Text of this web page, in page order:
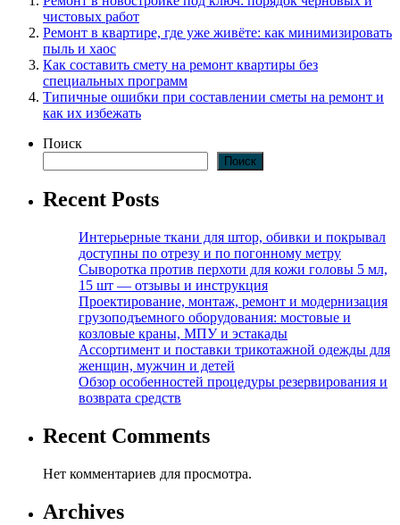
чистовых работ
Ремонт в квартире, где уже живёте: как минимизировать
пыль и хаос
Как составить смету на ремонт квартиры без
специальных программ
Типичные ошибки при составлении сметы на ремонт и
как их избежать
Поиск
Поиск
Recent Posts
Интерьерные ткани для штор, обивки и покрывал
доступны по отрезу и по погонному метру
Сыворотка против перхоти для кожи головы 5 мл,
15 шт — отзывы и инструкция
Проектирование, монтаж, ремонт и модернизация
грузоподъемного оборудования: мостовые и
козловые краны, МПУ и эстакады
Ассортимент и поставки трикотажной одежды для
женщин, мужчин и детей
Обзор особенностей процедуры резервирования и
возврата средств
Recent Comments
Нет комментариев для просмотра.
Archives